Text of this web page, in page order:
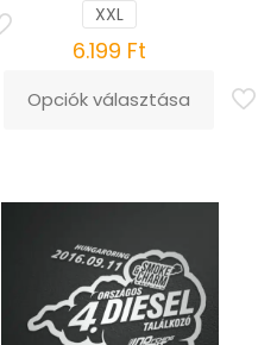
XXL
6.199 Ft
Opciók választása
Ennek
variációja
változatok
termékoldalon
választhatók